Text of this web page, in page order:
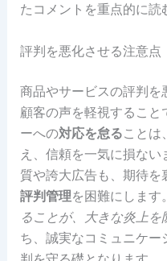
たコメントを重点的に読
評判を悪化させる注意点
商品やサービスの評判を
顧客の声を軽視すること
ーへの対応を怠ることは
え、信頼を一気に損な
質や誇大広告も、期待を
評判管理を困難にします。
ることが、大きな炎上を
ち、誠実なコミュニケ